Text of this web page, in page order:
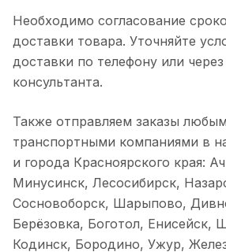
Необходимо согласование
доставки товара. Уточняйте
доставки по телефону или
консультанта.
Также отправляем заказы
транспортными компаниями в
и города Красноярского края:
Минусинск, Лесосибирск,
Сосновоборск, Шарыпово,
Берёзовка, Боготол, Енисейск,
Кодинск, Бородино, Ужур,